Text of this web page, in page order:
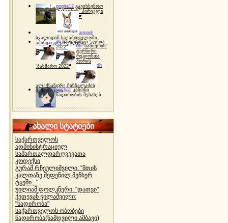
gogita12 გავიხსენოთ
"ბაზიერის" პირველი
ტურნირი ❤
amindi
ხვალიდან საქართველოში
ამინდი გაუარესდება
dh სპორტინგი "გურია
2022"
dh "ბაზიერის"
ტურნირი
რეგიონთა
შორის
"ბახმარო 2022"
dh
ალექსანდრე ჩინჩალაძის
მემორიალიgocha1 კანონი
ნადირობის შესახებ
ახალი სტატიები
საქართველოს
ადმინისტრაციულ
სამართალდარღვევათა
კოდექსი
გურამ რჩეულიშვილი: "მთის
კალთაზე შეფენილ მეჩხერ
ტყეში..."
უილიამ ფოლკნერი: "დათვი"
ქეთევან ჭილაშვილი:
"ნადირობა"
საქართველოს ობობები
ნადირობა(ნამდვილი ამბავი)